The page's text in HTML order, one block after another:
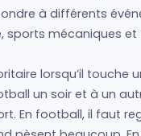
à différents
sports mécaniques
lorsqu’il touche
un soir et à un
En football, il faut